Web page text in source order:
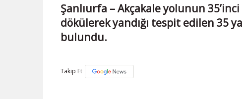
Şanlıurfa – Akçakale yolunun
dökülerek yandığı tespit edilen 35
bulundu.
Takip Et